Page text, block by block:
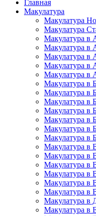
Главная
Макулатура
Макулатура
Макулатура
Макулатура в
Макулатура в
Макулатура в
Макулатура в
Макулатура в
Макулатура в
Макулатура в
Макулатура в
Макулатура в
Макулатура в
Макулатура в
Макулатура в
Макулатура в
Макулатура в
Макулатура в
Макулатура в
Макулатура в
Макулатура в
Макулатура в
Макулатура в